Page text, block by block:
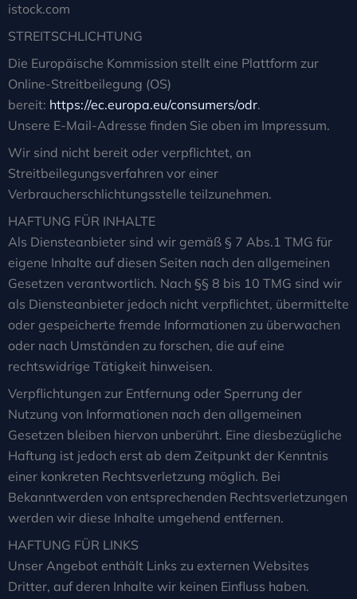
istock.com
STREITSCHLICHTUNG
Die Europäische Kommission stellt eine Plattform zur
Online-Streitbeilegung (OS)
bereit: https://ec.europa.eu/consumers/odr.
Unsere E-Mail-Adresse finden Sie oben im Impressum.
Wir sind nicht bereit oder verpflichtet, an
Streitbeilegungsverfahren vor einer
Verbraucherschlichtungsstelle teilzunehmen.
HAFTUNG FÜR INHALTE
Als Diensteanbieter sind wir gemäß § 7 Abs.1 TMG für
eigene Inhalte auf diesen Seiten nach den allgemeinen
Gesetzen verantwortlich. Nach §§ 8 bis 10 TMG sind wir
als Diensteanbieter jedoch nicht verpflichtet, übermittelte
oder gespeicherte fremde Informationen zu überwachen
oder nach Umständen zu forschen, die auf eine
rechtswidrige Tätigkeit hinweisen.
Verpflichtungen zur Entfernung oder Sperrung der
Nutzung von Informationen nach den allgemeinen
Gesetzen bleiben hiervon unberührt. Eine diesbezügliche
Haftung ist jedoch erst ab dem Zeitpunkt der Kenntnis
einer konkreten Rechtsverletzung möglich. Bei
Bekanntwerden von entsprechenden Rechtsverletzungen
werden wir diese Inhalte umgehend entfernen.
HAFTUNG FÜR LINKS
Unser Angebot enthält Links zu externen Websites
Dritter, auf deren Inhalte wir keinen Einfluss haben.